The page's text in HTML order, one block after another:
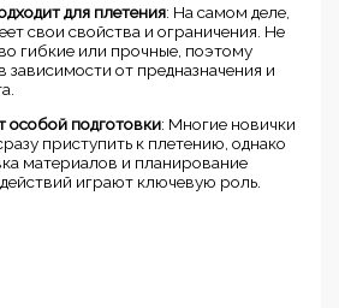
для плетения: На самом деле,
свои свойства и ограничения. Не
гибкие или прочные, поэтому
зависимости от предназначения и
особой подготовки: Многие новички
приступить к плетению, однако
материалов и планирование
играют ключевую роль.